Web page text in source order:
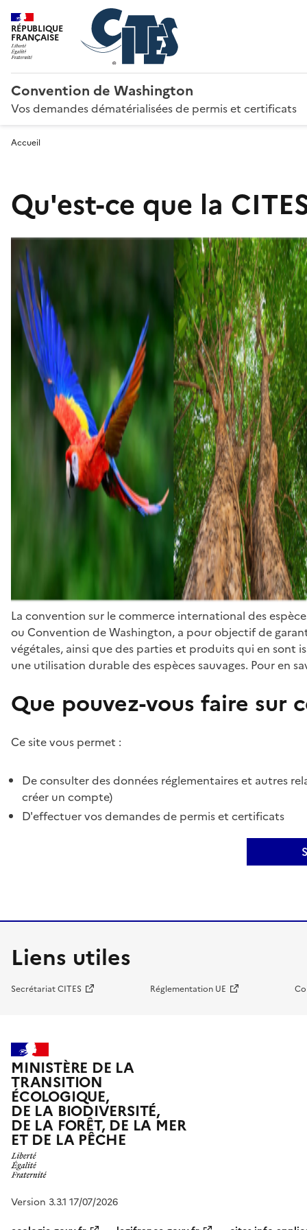
RÉPUBLIQUE
FRANÇAISE
Convention de Washington
Vos demandes dématérialisées de permis et certificats
Accueil
Qu'est-ce que la
La convention sur le commerce international des
ou Convention de Washington, a pour objectif de
végétales, ainsi que des parties et produits qui en sont
une utilisation durable des espèces sauvages. Pour en
Que pouvez-vous faire sur
Ce site vous permet :
De consulter des données réglementaires et autres
créer un compte)
D'effectuer vos demandes de permis et certificats
Liens utiles
Secrétariat CITES Réglementation UE
MINISTÈRE DE LA
TRANSITION
ÉCOLOGIQUE,
DE LA BIODIVERSITÉ,
DE LA FORÊT, DE LA MER
ET DE LA PÊCHE
Version 3.3.1 17/07/2026